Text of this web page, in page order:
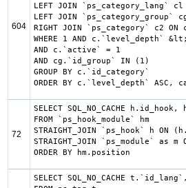
604
LEFT JOIN
LEFT JOIN
RIGHT JOIN `ps_category` c2
WHERE 1 AND c.`level_depth`
AND c.`active` = 1
AND cg.`id_group` IN (1)
GROUP BY c.`id_category`
ORDER BY c.`level_depth` ASC,
72
SELECT SQL_NO_CACHE
FROM `ps_hook_module` hm
STRAIGHT_JOIN `ps_hook` h ON
STRAIGHT_JOIN `ps_module` as
ORDER BY hm.position
SELECT SQL_NO_CACHE